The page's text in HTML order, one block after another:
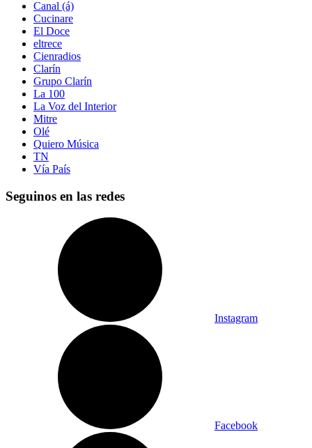
Canal (á)
Cucinare
El Doce
eltrece
Cienradios
Clarín
Grupo Clarín
La 100
La Voz del Interior
Mitre
Olé
Quiero Música
TN
Vía País
Seguinos en las redes
Instagram
Facebook